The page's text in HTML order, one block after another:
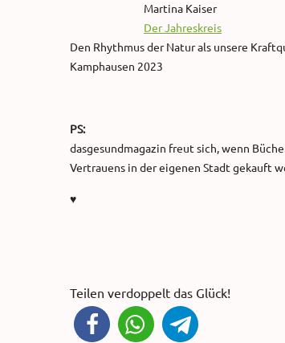
Martina Kaiser
Der Jahreskreis
Den Rhythmus der Natur als unsere
Kamphausen 2023
PS:
dasgesundmagazin freut sich, wenn
Vertrauens in der eigenen Stadt gekauft
♥
Teilen verdoppelt das Glück!